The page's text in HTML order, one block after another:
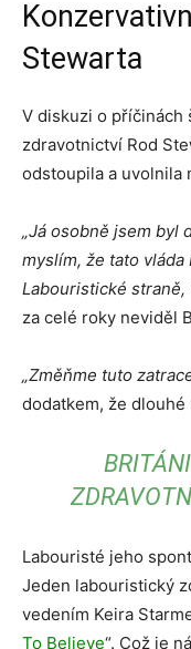
Stewarta
V diskuzi o příčinách
zdravotnictví Rod
odstoupila a uvolnila
„Já osobně jsem byl
myslím, že tato
Labouristické
za celé roky neviděl
„Změňme tuto
dodatkem, že
Labouristé jeho
Jeden labouristický
vedením Keira
To Believe“. Což je